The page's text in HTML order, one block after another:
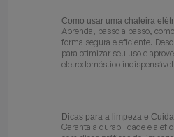
Como usar uma chaleira
Aprenda, passo a passo,
forma segura e eficiente.
para otimizar seu uso e
eletrodoméstico
Dicas para a limpeza e
Garanta a durabilidade e a